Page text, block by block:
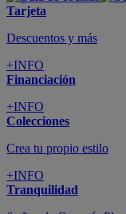
Tarjeta
Descuentos y más
+INFO
Financiación
+INFO
Colecciones
Crea tu propio estilo
+INFO
Tranquilidad